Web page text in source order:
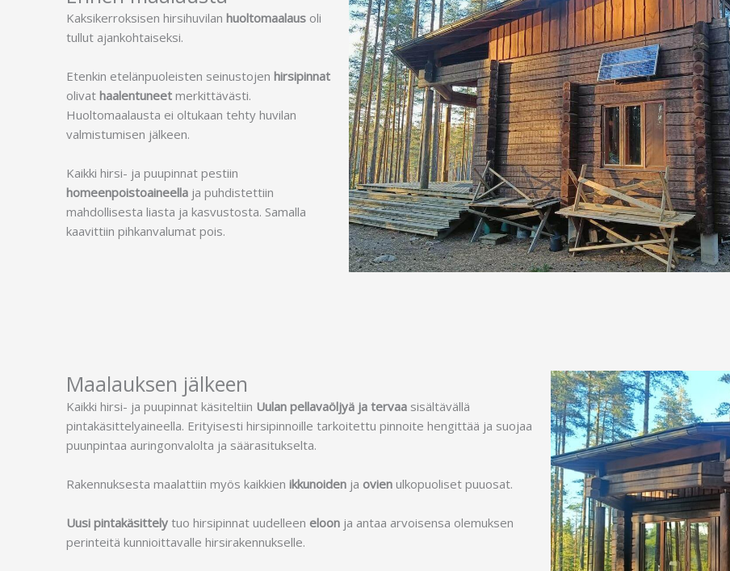
Kaksikerroksisen hirsihuvilan huoltomaalaus oli
tullut ajankohtaiseksi.
Etenkin etelänpuoleisten seinustojen hirsipinnat
olivat haalentuneet merkittävästi.
Huoltomaalausta ei oltukaan tehty huvilan
valmistumisen jälkeen.
Kaikki hirsi- ja puupinnat pestiin
homeenpoistoaineella ja puhdistettiin
mahdollisesta liasta ja kasvustosta. Samalla
kaavittiin pihkanvalumat pois.
Maalauksen jälkeen
Kaikki hirsi- ja puupinnat käsiteltiin Uulan pellavaöljyä ja tervaa sisältävällä
pintakäsittelyaineella. Erityisesti hirsipinnoille tarkoitettu pinnoite hengittää ja suojaa
puunpintaa auringonvalolta ja säärasitukselta.
Rakennuksesta maalattiin myös kaikkien ikkunoiden ja ovien ulkopuoliset puuosat.
Uusi pintakäsittely tuo hirsipinnat uudelleen eloon ja antaa arvoisensa olemuksen
perinteitä kunnioittavalle hirsirakennukselle.